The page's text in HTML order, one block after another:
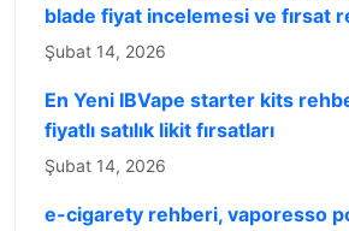
blade fiyat incelemesi ve fırsat
Şubat 14, 2026
En Yeni IBVape starter kits
fiyatlı satılık likit fırsatları
Şubat 14, 2026
e-cigarety rehberi, vaporesso